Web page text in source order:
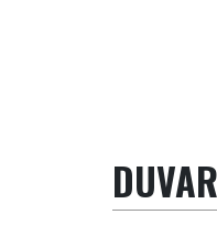
Ezel Engin
Ezgi Akdemir